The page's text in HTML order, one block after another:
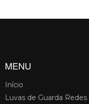
MENU
Início
Luvas de Guarda Redes